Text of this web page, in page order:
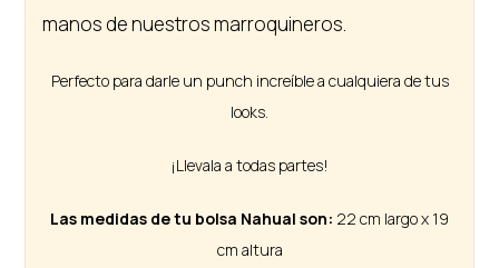
manos de nuestros marroquineros.
Perfecto para darle un punch increíble a cualquiera de tus
looks.
¡Llevala a todas partes!
Las medidas de tu bolsa Nahual son: 22 cm largo x 19
cm altura